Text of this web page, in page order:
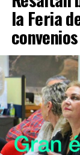
la Feria